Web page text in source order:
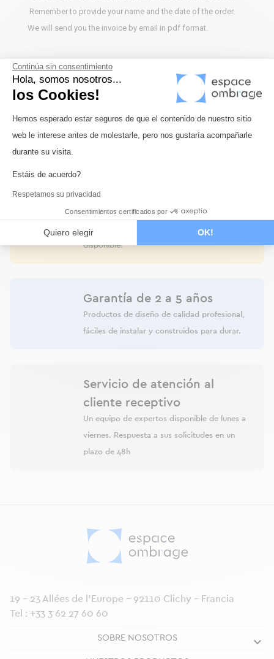
Continúa sin consentimiento
Hola, somos nosotros...
los Cookies!
Plataforma de Gestión de
Hemos esperado estar seguros de que el contenido de nuestro sitio
web le interese antes de molestarle, pero nos gustaría acompañarle
durante su visita.
Estáis de acuerdo?
Respetamos su privacidad
Consentimientos certificados por
Quiero elegir OK!
Remember to provide your name and the date of the order.
We will send you the invoice by email in pdf format.
Pago seguro
Pago con Monetico con tarjeta de crédito o
transferencia bancaria. Pago en 3 o 4 veces
disponible.
Garantía de 2 a 5 años
Productos de diseño de calidad profesional,
fáciles de instalar y construidos para durar.
Servicio de atención al
cliente receptivo
Un equipo de expertos disponible de lunes a
viernes. Respuesta a sus solicitudes en un
plazo de 48h
19 - 23 Allées de l’Europe - 92110 Clichy - Francia
Tel : +33 3 62 27 60 60
SOBRE NOSOTROS